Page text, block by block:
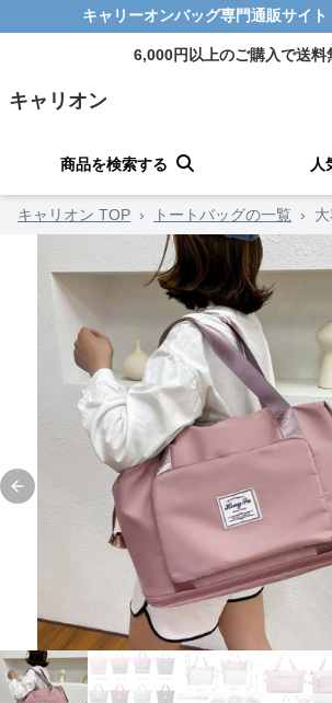
キャリーオンバッグ専門通販サイ
6,000円以上のご購入で送料
キャリオン
商品を検索する 人
キャリオン TOP › トートバッグの一覧 ›
Previous slide